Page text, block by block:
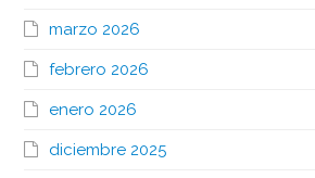
marzo 2026
febrero 2026
enero 2026
diciembre 2025